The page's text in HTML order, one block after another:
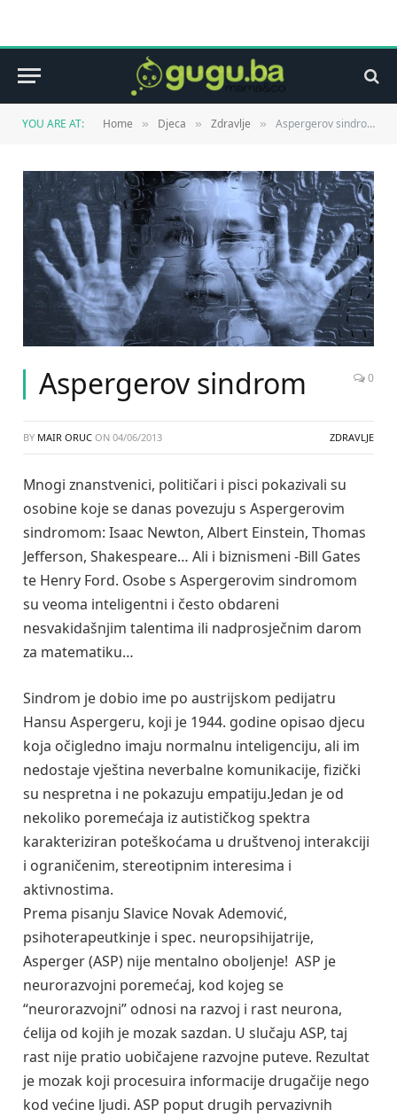
YOU ARE AT: Home » Djeca » Zdravlje » Aspergerov sindrom
Aspergerov sindrom 0
BY MAIR ORUC ON 04/06/2013 ZDRAVLJE
Mnogi znanstvenici, političari i pisci pokazivali su
osobine koje se danas povezuju s Aspergerovim
sindromom: Isaac Newton, Albert Einstein, Thomas
Jefferson, Shakespeare… Ali i biznismeni -Bill Gates
te Henry Ford. Osobe s Aspergerovim sindromom
su veoma inteligentni i često obdareni
nesvakidašnjim talentima ili nadprosječnim darom
za matematiku…
Sindrom je dobio ime po austrijskom pedijatru
Hansu Aspergeru, koji je 1944. godine opisao djecu
koja očigledno imaju normalnu inteligenciju, ali im
nedostaje vještina neverbalne komunikacije, fizički
su nespretna i ne pokazuju empatiju.Jedan je od
nekoliko poremećaja iz autističkog spektra
karakteriziran poteškoćama u društvenoj interakciji
i ograničenim, stereotipnim interesima i
aktivnostima.
Prema pisanju Slavice Novak Ademović,
psihoterapeutkinje i spec. neuropsihijatrije,
Asperger (ASP) nije mentalno oboljenje! ASP je
neurorazvojni poremećaj, kod kojeg se
“neurorazvojni” odnosi na razvoj i rast neurona,
ćelija od kojih je mozak sazdan. U slučaju ASP, taj
rast nije pratio uobičajene razvojne puteve. Rezultat
je mozak koji procesuira informacije drugačije nego
kod većine ljudi. ASP poput drugih pervazivnih